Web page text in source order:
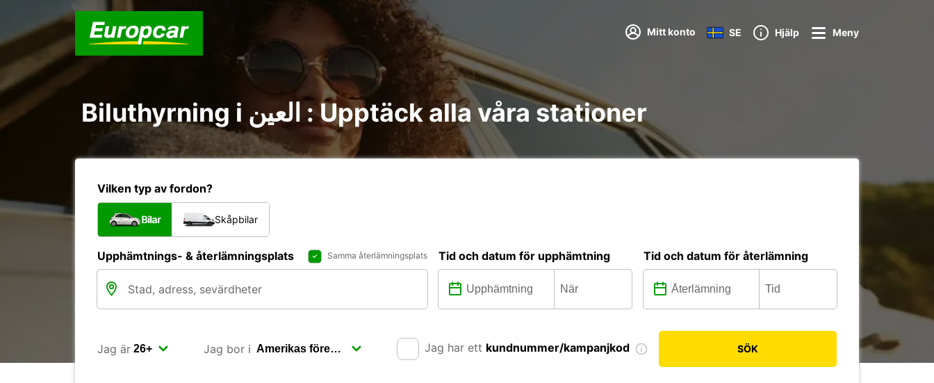
Mitt konto SE Hjälp Meny
Biluthyrning i العين : Upptäck alla våra stationer
Vilken typ av fordon?
Bilar Skåpbilar
Upphämtnings- & återlämningsplats Samma återlämningsplats Tid och datum för upphämtning Tid och datum för återlämning
Jag är Jag bor i Jag har ett kundnummer/kampanjkod SÖK